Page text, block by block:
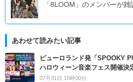
「8LOOM」のメンバーが雑
あわせて読みたい記事
ピューロランド発「SPOOKY
ハロウィーン音楽フェス開催決
07月31日 15時00分